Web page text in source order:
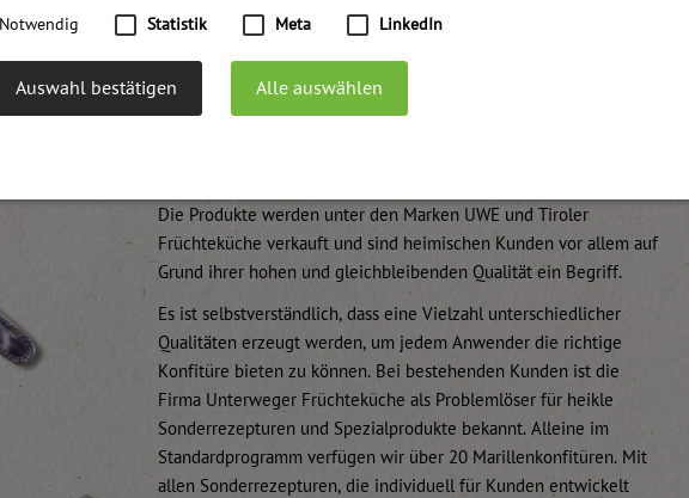
Notwendig Statistik Meta LinkedIn
Auswahl bestätigen Alle auswählen
Am
Die Produkte werden unter den Marken UWE und Tiroler
Früchteküche verkauft und sind heimischen Kunden vor allem auf
Grund ihrer hohen und gleichbleibenden Qualität ein Begriff.
Es ist selbstverständlich, dass eine Vielzahl unterschiedlicher
Qualitäten erzeugt werden, um jedem Anwender die richtige
Konfitüre bieten zu können. Bei bestehenden Kunden ist die
Firma Unterweger Früchteküche als Problemlöser für heikle
Sonderrezepturen und Spezialprodukte bekannt. Alleine im
Standardprogramm verfügen wir über 20 Marillenkonfitüren. Mit
allen Sonderrezepturen, die individuell für Kunden entwickelt